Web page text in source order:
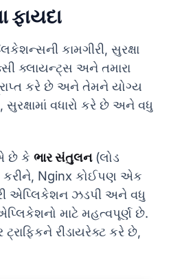
ફાયદા
કામગીરી, સુરક્ષા
ક્લાયન્ટ્સ અને તમારા
કરે છે અને તેમને યોગ્ય
વધારો કરે છે અને વધુ
છે કે ભાર સંતુલન(લોડ
કરીને, Nginx કોઈપણ એક
એપ્લિકેશન ઝડપી અને વધુ
માટે મહત્વપૂર્ણ છે.
રીડાયરેક્ટ કરે છે,